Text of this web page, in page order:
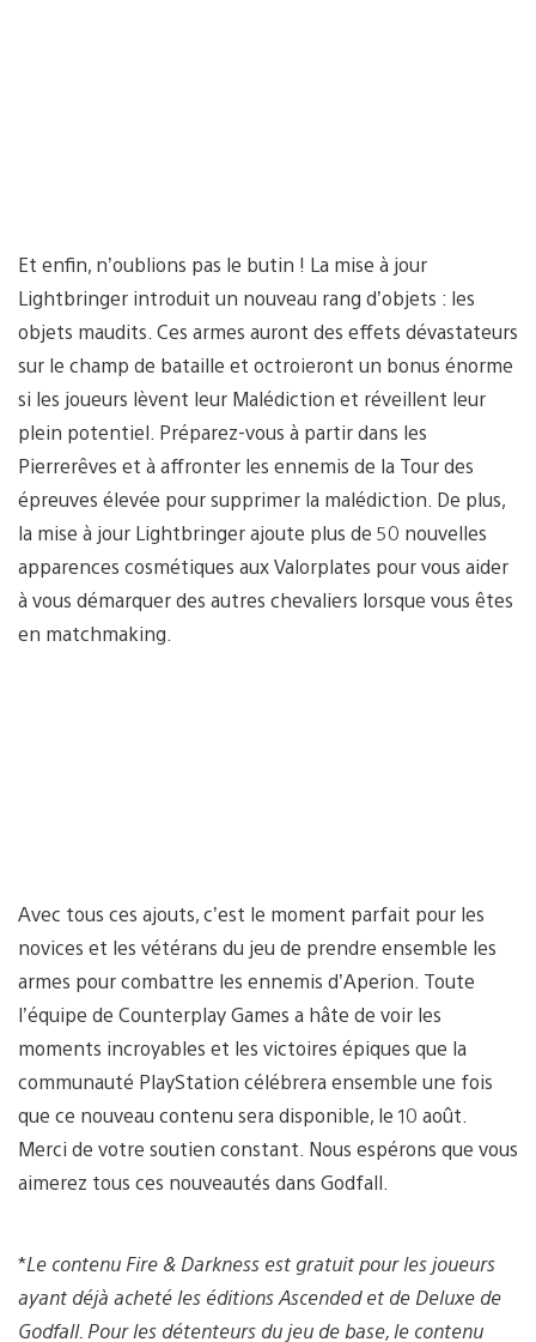
Et enfin, n’oublions pas le butin ! La mise à jour
Lightbringer introduit un nouveau rang d’objets : les
objets maudits. Ces armes auront des effets dévastateurs
sur le champ de bataille et octroieront un bonus énorme
si les joueurs lèvent leur Malédiction et réveillent leur
plein potentiel. Préparez-vous à partir dans les
Pierrerêves et à affronter les ennemis de la Tour des
épreuves élevée pour supprimer la malédiction. De plus,
la mise à jour Lightbringer ajoute plus de 50 nouvelles
apparences cosmétiques aux Valorplates pour vous aider
à vous démarquer des autres chevaliers lorsque vous êtes
en matchmaking.
Avec tous ces ajouts, c’est le moment parfait pour les
novices et les vétérans du jeu de prendre ensemble les
armes pour combattre les ennemis d’Aperion. Toute
l’équipe de Counterplay Games a hâte de voir les
moments incroyables et les victoires épiques que la
communauté PlayStation célébrera ensemble une fois
que ce nouveau contenu sera disponible, le 10 août.
Merci de votre soutien constant. Nous espérons que vous
aimerez tous ces nouveautés dans Godfall.
*Le contenu Fire & Darkness est gratuit pour les joueurs
ayant déjà acheté les éditions Ascended et de Deluxe de
Godfall. Pour les détenteurs du jeu de base, le contenu